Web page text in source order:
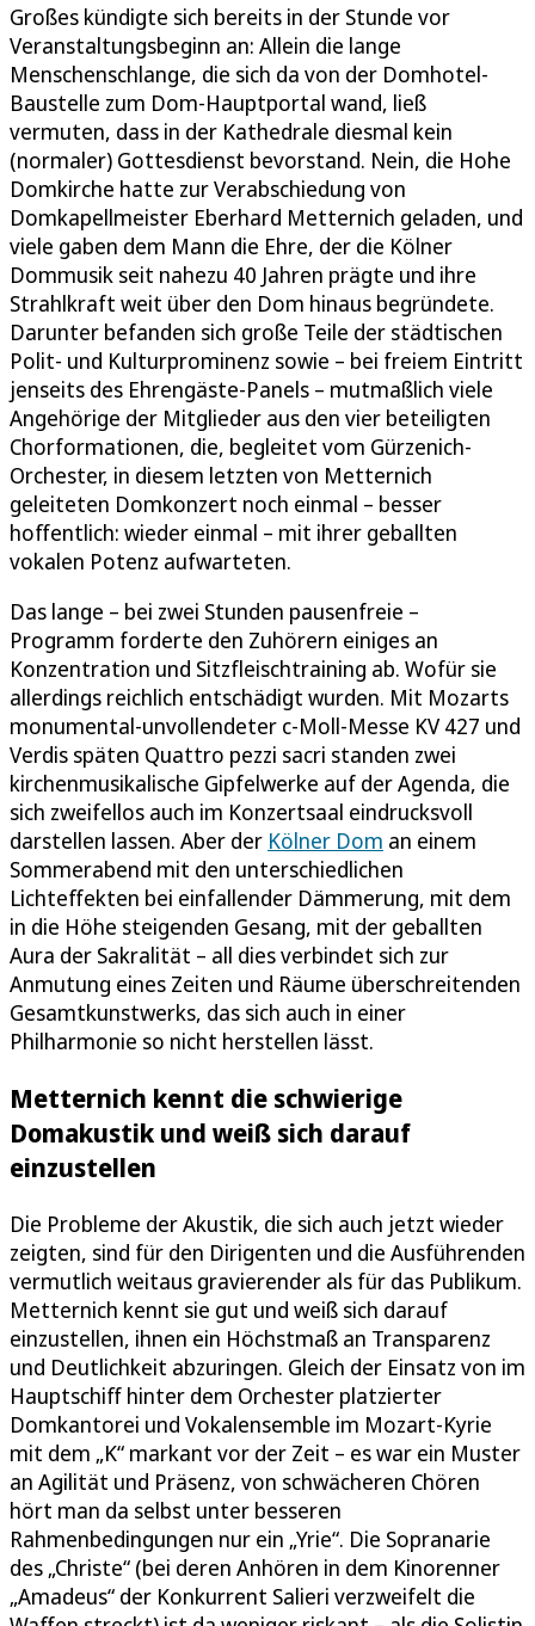
Großes kündigte sich bereits in der Stunde vor
Veranstaltungsbeginn an: Allein die lange
Menschenschlange, die sich da von der Domhotel-
Baustelle zum Dom-Hauptportal wand, ließ
vermuten, dass in der Kathedrale diesmal kein
(normaler) Gottesdienst bevorstand. Nein, die Hohe
Domkirche hatte zur Verabschiedung von
Domkapellmeister Eberhard Metternich geladen, und
viele gaben dem Mann die Ehre, der die Kölner
Dommusik seit nahezu 40 Jahren prägte und ihre
Strahlkraft weit über den Dom hinaus begründete.
Darunter befanden sich große Teile der städtischen
Polit- und Kulturprominenz sowie – bei freiem Eintritt
jenseits des Ehrengäste-Panels – mutmaßlich viele
Angehörige der Mitglieder aus den vier beteiligten
Chorformationen, die, begleitet vom Gürzenich-
Orchester, in diesem letzten von Metternich
geleiteten Domkonzert noch einmal – besser
hoffentlich: wieder einmal – mit ihrer geballten
vokalen Potenz aufwarteten.
Das lange – bei zwei Stunden pausenfreie –
Programm forderte den Zuhörern einiges an
Konzentration und Sitzfleischtraining ab. Wofür sie
allerdings reichlich entschädigt wurden. Mit Mozarts
monumental-unvollendeter c-Moll-Messe KV 427 und
Verdis späten Quattro pezzi sacri standen zwei
kirchenmusikalische Gipfelwerke auf der Agenda, die
sich zweifellos auch im Konzertsaal eindrucksvoll
darstellen lassen. Aber der Kölner Dom an einem
Sommerabend mit den unterschiedlichen
Lichteffekten bei einfallender Dämmerung, mit dem
in die Höhe steigenden Gesang, mit der geballten
Aura der Sakralität – all dies verbindet sich zur
Anmutung eines Zeiten und Räume überschreitenden
Gesamtkunstwerks, das sich auch in einer
Philharmonie so nicht herstellen lässt.
Metternich kennt die schwierige
Domakustik und weiß sich darauf
einzustellen
Die Probleme der Akustik, die sich auch jetzt wieder
zeigten, sind für den Dirigenten und die Ausführenden
vermutlich weitaus gravierender als für das Publikum.
Metternich kennt sie gut und weiß sich darauf
einzustellen, ihnen ein Höchstmaß an Transparenz
und Deutlichkeit abzuringen. Gleich der Einsatz von im
Hauptschiff hinter dem Orchester platzierter
Domkantorei und Vokalensemble im Mozart-Kyrie
mit dem „K“ markant vor der Zeit – es war ein Muster
an Agilität und Präsenz, von schwächeren Chören
hört man da selbst unter besseren
Rahmenbedingungen nur ein „Yrie“. Die Sopranarie
des „Christe“ (bei deren Anhören in dem Kinorenner
„Amadeus“ der Konkurrent Salieri verzweifelt die